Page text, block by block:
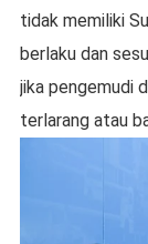
tidak memiliki
berlaku dan
jika pengemudi
terlarang atau